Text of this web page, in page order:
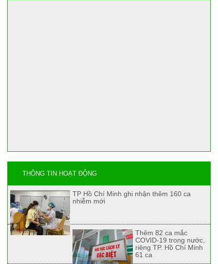
THÔNG TIN HOẠT ĐỘNG
TP Hồ Chí Minh ghi nhận thêm 160 ca
nhiễm mới
Thêm 82 ca mắc
COVID-19 trong nước,
riêng TP. Hồ Chí Minh
61 ca